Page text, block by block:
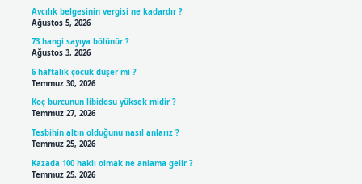
Avcılık belgesinin vergisi ne kadardır ?
Ağustos 5, 2026
73 hangi sayıya bölünür ?
Ağustos 3, 2026
6 haftalık çocuk düşer mi ?
Temmuz 30, 2026
Koç burcunun libidosu yüksek midir ?
Temmuz 27, 2026
Tesbihin altın olduğunu nasıl anlarız ?
Temmuz 25, 2026
Kazada 100 haklı olmak ne anlama gelir ?
Temmuz 25, 2026